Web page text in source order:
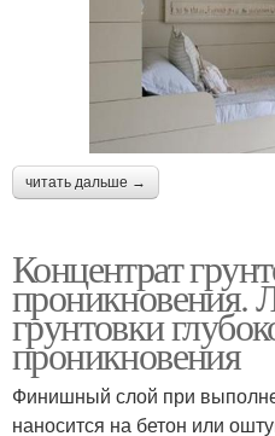
читать дальше →
Концентрат
проникновения.
грунтовки
проникновения
Финишный слой при
наносится на бетон или